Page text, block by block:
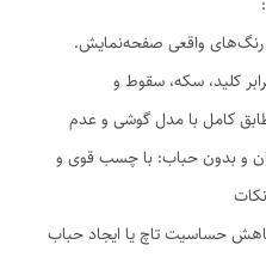
رنگ‌های واقعی صفحه‌نمایش.
کلید، سکه، سقوط و
کامل با مدل گوشی و عدم
و بدون حباب: با چسب قوی و
حساسیت تاچ یا ایجاد حباب